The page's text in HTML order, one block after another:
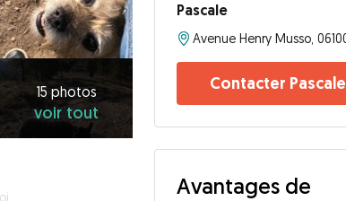
15 photos
voir tout
photos
Pascale
Contacter Pascale
Avantages de